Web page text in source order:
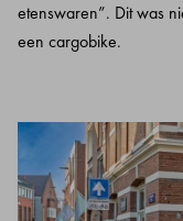
etenswaren”. Dit was
een cargobike.